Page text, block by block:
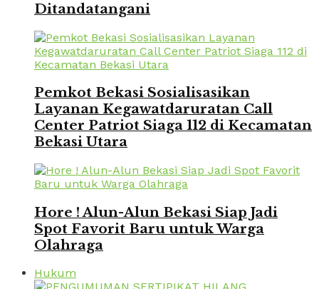
Ditandatangani
Pemkot Bekasi Sosialisasikan
Layanan Kegawatdaruratan Call
Center Patriot Siaga 112 di Kecamatan
Bekasi Utara
Hore ! Alun-Alun Bekasi Siap Jadi
Spot Favorit Baru untuk Warga
Olahraga
Hukum